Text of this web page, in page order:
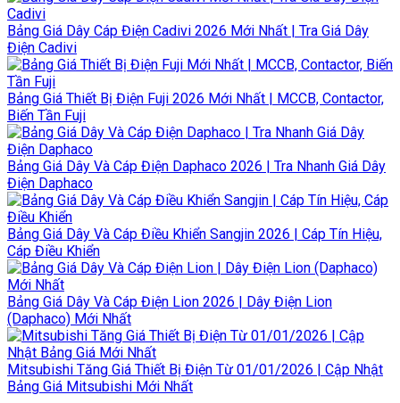
Bảng Giá Dây Cáp Điện Cadivi 2026 Mới Nhất | Tra Giá Dây
Điện Cadivi
Bảng Giá Thiết Bị Điện Fuji 2026 Mới Nhất | MCCB, Contactor,
Biến Tần Fuji
Bảng Giá Dây Và Cáp Điện Daphaco 2026 | Tra Nhanh Giá Dây
Điện Daphaco
Bảng Giá Dây Và Cáp Điều Khiển Sangjin 2026 | Cáp Tín Hiệu,
Cáp Điều Khiển
Bảng Giá Dây Và Cáp Điện Lion 2026 | Dây Điện Lion
(Daphaco) Mới Nhất
Mitsubishi Tăng Giá Thiết Bị Điện Từ 01/01/2026 | Cập Nhật
Bảng Giá Mitsubishi Mới Nhất